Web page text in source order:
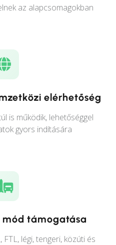
az alapcsomagokban
elérhetőség
is működik, lehetőséggel
gyors indítására
mód támogatása
FTL, légi, tengeri, közúti és